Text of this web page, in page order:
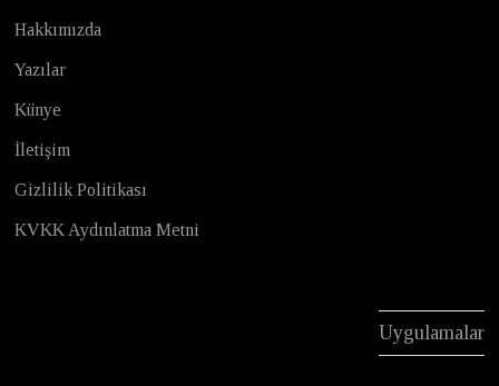
Hakkımızda
Yazılar
Künye
İletişim
Gizlilik Politikası
KVKK Aydınlatma Metni
Uygulamalar